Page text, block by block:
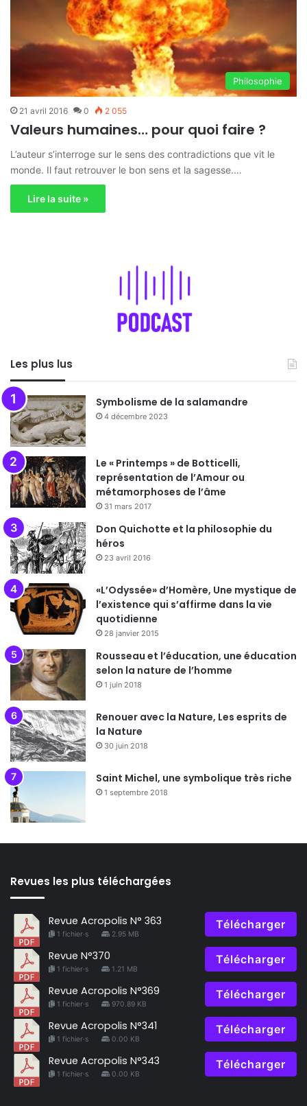
Philosophie
21 avril 2016 0 2 055
Valeurs humaines… pour quoi faire ?
L’auteur s’interroge sur le sens des contradictions que vit le
monde. Il faut retrouver le bon sens et la sagesse.…
Lire la suite »
Les plus lus
Symbolisme de la salamandre
4 décembre 2023
Le « Printemps » de Botticelli,
représentation de l’Amour ou
métamorphoses de l’âme
31 mars 2017
Don Quichotte et la philosophie du
héros
23 avril 2016
«L’Odyssée» d’Homère, Une mystique de
l’existence qui s’affirme dans la vie
quotidienne
28 janvier 2015
Rousseau et l’éducation, une éducation
selon la nature de l’homme
1 juin 2018
Renouer avec la Nature, Les esprits de
la Nature
30 juin 2018
Saint Michel, une symbolique très riche
1 septembre 2018
Revues les plus téléchargées
Revue Acropolis N° 363
1 fichier·s 2.95 MB
Télécharger
Revue N°370
1 fichier·s 1.21 MB
Télécharger
Revue Acropolis N°369
1 fichier·s 970.89 KB
Télécharger
Revue Acropolis N°341
1 fichier·s 0.00 KB
Télécharger
Revue Acropolis N°343
1 fichier·s 0.00 KB
Télécharger